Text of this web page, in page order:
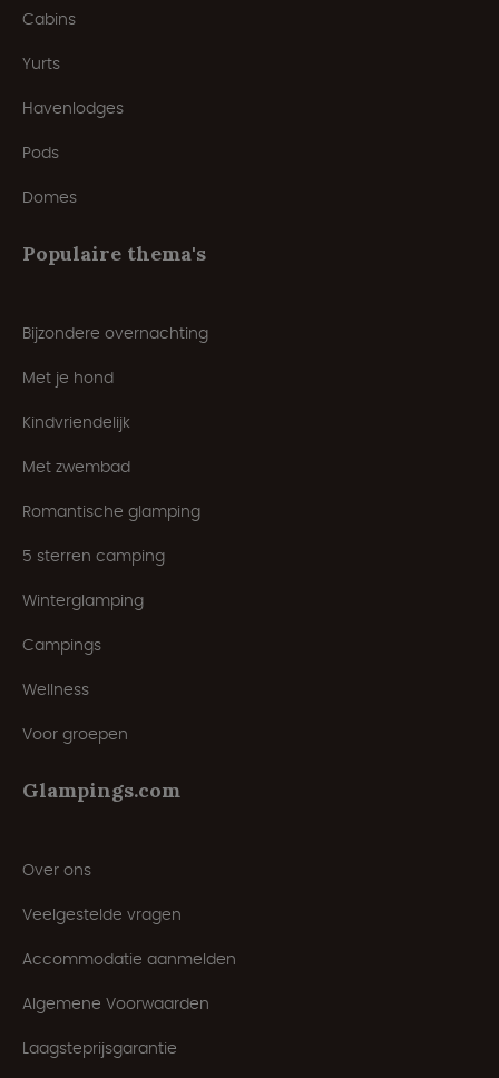
Cabins
Yurts
Havenlodges
Pods
Domes
Populaire thema's
Bijzondere overnachting
Met je hond
Kindvriendelijk
Met zwembad
Romantische glamping
5 sterren camping
Winterglamping
Campings
Wellness
Voor groepen
Glampings.com
Over ons
Veelgestelde vragen
Accommodatie aanmelden
Algemene Voorwaarden
Laagsteprijsgarantie